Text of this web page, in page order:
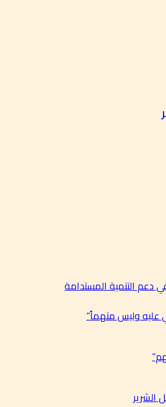
عليه وليس متهماً”
الشرير